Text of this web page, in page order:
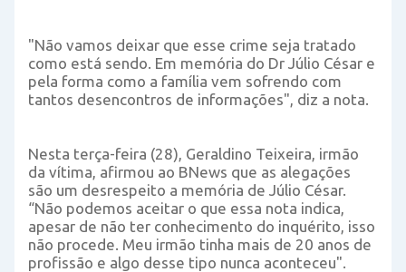
"Não vamos deixar que esse crime seja tratado
como está sendo. Em memória do Dr Júlio César e
pela forma como a família vem sofrendo com
tantos desencontros de informações", diz a nota.
Nesta terça-feira (28), Geraldino Teixeira, irmão
da vítima, afirmou ao BNews que as alegações
são um desrespeito a memória de Júlio César.
“Não podemos aceitar o que essa nota indica,
apesar de não ter conhecimento do inquérito, isso
não procede. Meu irmão tinha mais de 20 anos de
profissão e algo desse tipo nunca aconteceu".